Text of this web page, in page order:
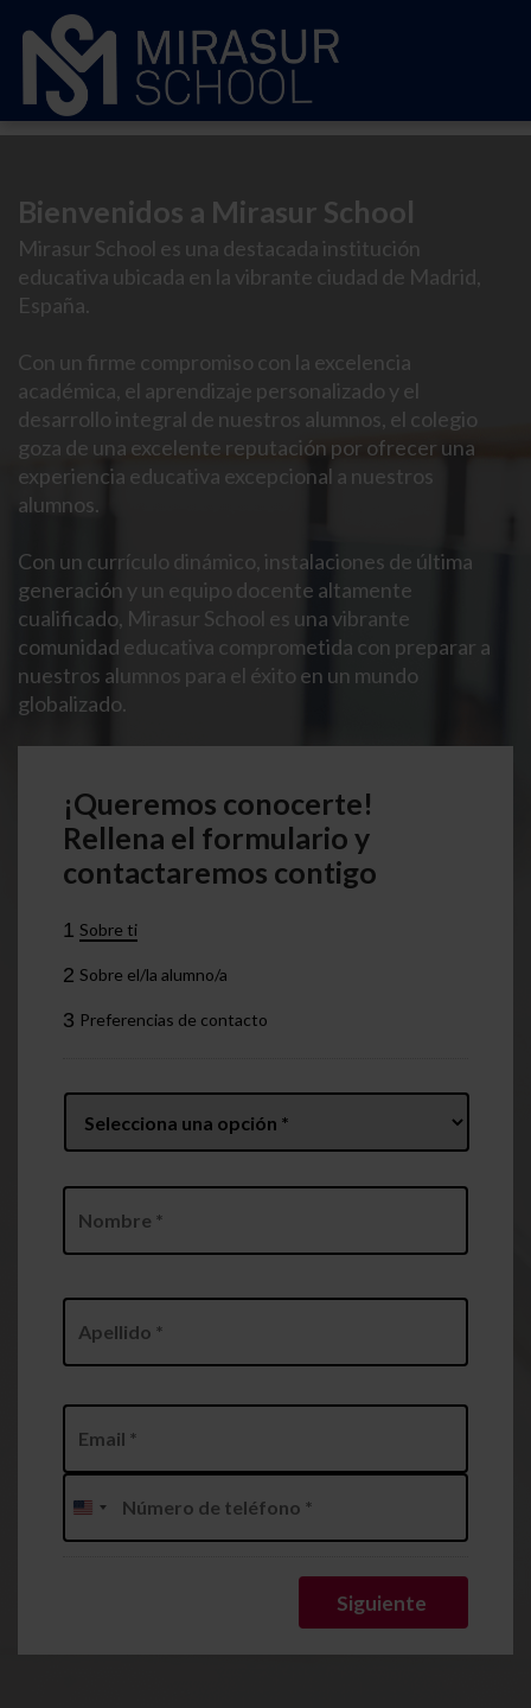
Bienvenidos a Mirasur School
Mirasur School es una destacada institución
educativa ubicada en la vibrante ciudad de Madrid,
España.
Con un firme compromiso con la excelencia
académica, el aprendizaje personalizado y el
desarrollo integral de nuestros alumnos, el colegio
goza de una excelente reputación por ofrecer una
experiencia educativa excepcional a nuestros
alumnos.
Con un currículo dinámico, instalaciones de última
generación y un equipo docente altamente
cualificado, Mirasur School es una vibrante
comunidad educativa comprometida con preparar a
nuestros alumnos para el éxito en un mundo
globalizado.
¡Queremos conocerte!
Rellena el formulario y
contactaremos contigo
1 Sobre ti
2 Sobre el/la alumno/a
3 Preferencias de contacto
Prefix *
Nombre *
Email
Phone
Estados
Unidos